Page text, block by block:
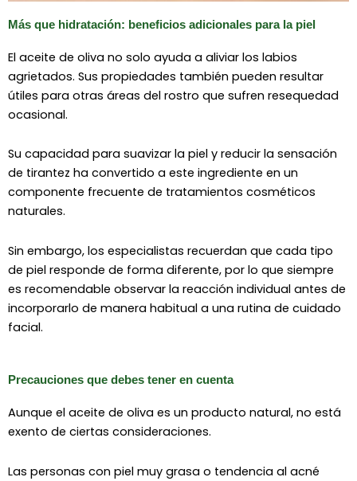
Más que hidratación: beneficios adicionales para la piel
El aceite de oliva no solo ayuda a aliviar los labios
agrietados. Sus propiedades también pueden resultar
útiles para otras áreas del rostro que sufren resequedad
ocasional.
Su capacidad para suavizar la piel y reducir la sensación
de tirantez ha convertido a este ingrediente en un
componente frecuente de tratamientos cosméticos
naturales.
Sin embargo, los especialistas recuerdan que cada tipo
de piel responde de forma diferente, por lo que siempre
es recomendable observar la reacción individual antes de
incorporarlo de manera habitual a una rutina de cuidado
facial.
Precauciones que debes tener en cuenta
Aunque el aceite de oliva es un producto natural, no está
exento de ciertas consideraciones.
Las personas con piel muy grasa o tendencia al acné